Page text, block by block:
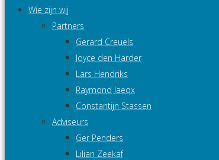
Wie zijn wij
Partners
Gerard Creuëls
Joyce den Harder
Lars Hendriks
Raymond Jaeqx
Constantijn Stassen
Adviseurs
Ger Penders
Lilian Zeekaf